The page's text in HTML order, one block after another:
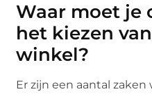
Waar moet je
het kiezen
winkel?
Er zijn een aantal